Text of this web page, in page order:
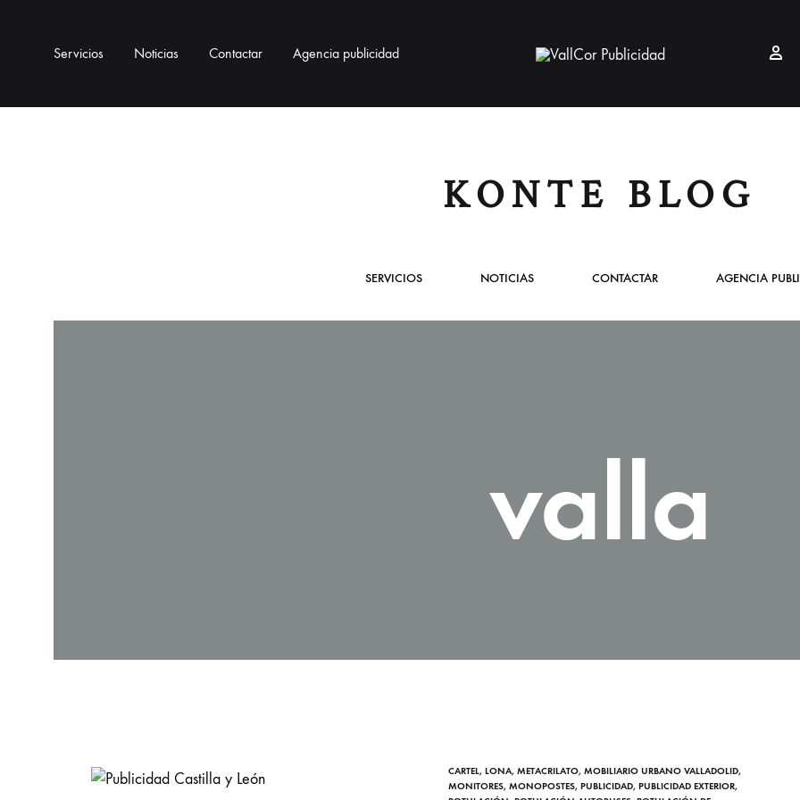
Servicios Noticias Contactar Agencia publicidad
KONTE BLOG
SERVICIOS NOTICIAS CONTACTAR AGENCIA
valla
CARTEL, LONA, METACRILATO, MOBILIARIO URBANO VALLADOLID,
MONITORES, MONOPOSTES, PUBLICIDAD, PUBLICIDAD EXTERIOR,